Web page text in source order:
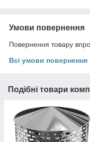
Умови повернення
Повернення товару
Всі умови повернення
Подібні товари